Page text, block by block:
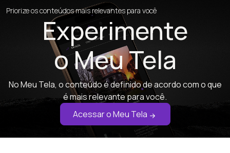
Priorize os conteúdos mais relevantes para você
Experimente
o Meu Tela
No Meu Tela, o conteúdo é definido de acordo com o que
é mais relevante para você.
Acessar o Meu Tela